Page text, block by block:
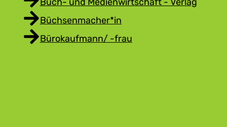
Büchsenmacher*in
Bürokaufmann/ -frau